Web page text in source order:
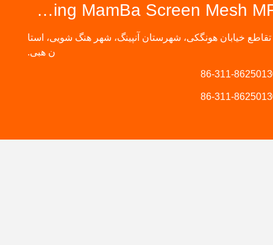
Anping MamBa Screen Mesh MFG.,Co.Ltd
تقاطع خیابان هونگکی، شهرستان آنپینگ، شهر هنگ شویی، استا
ن هبی.
86-311-
86-311-